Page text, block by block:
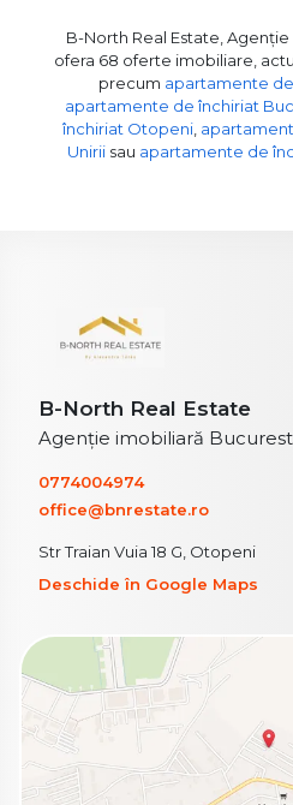
B-North Real Estate,
ofera 68 oferte imobiliare,
precum apartamente
apartamente de închiriat
închiriat Otopeni,
Unirii sau apartamente de
B-North Real Estate
Agenție imobiliară
0774004974
office@bnrestate.ro
Str Traian Vuia 18 G, Otopeni
Deschide în Google Maps